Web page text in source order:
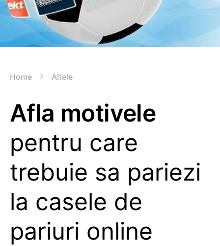
Home Altele
Afla motivele
pentru care
trebuie sa pariezi
la casele de
pariuri online